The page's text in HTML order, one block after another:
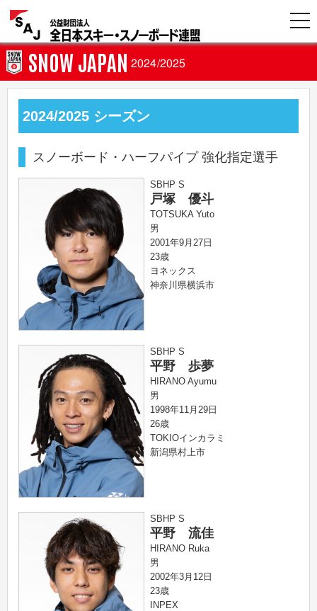
SNOW JAPAN 2024/2025
2024/2025 シーズン
スノーボード・ハーフパイプ 強化指定選手
SBHP S
戸塚 優斗
TOTSUKA Yuto
男
2001年9月27日
23歳
ヨネックス
神奈川県横浜市
SBHP S
平野 歩夢
HIRANO Ayumu
男
1998年11月29日
26歳
TOKIOインカラミ
新潟県村上市
SBHP S
平野 流佳
HIRANO Ruka
男
2002年3月12日
23歳
INPEX